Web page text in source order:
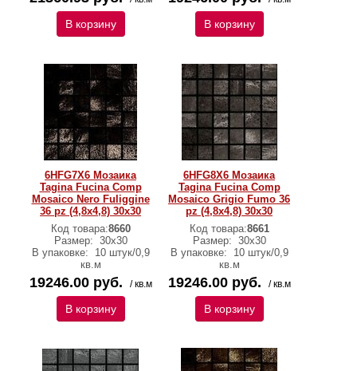
В корзину В корзину
6HFG7X6 Мозаика
Tagina Fucina Comp
Mosaico Nero Fuliggine
36 pz (4,8x4,8) 30x30
Код товара:8660
Размер: 30x30
В упаковке:
10 штук/0,9
кв.м
19246.00 руб. / кв.м
В корзину
6HFG8X6 Мозаика
Tagina Fucina Comp
Mosaico Grigio Fumo 36
pz (4,8x4,8) 30x30
Код товара:8661
Размер: 30x30
В упаковке:
10 штук/0,9
кв.м
19246.00 руб. / кв.м
В корзину